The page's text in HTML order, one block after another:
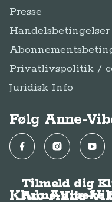
Presse
Handelsbetingelser
Privatlivspolitik /
Juridisk Info
Følg Anne-
FacebookInstagram
Klub Anne-
Tilmeld dig
Anne-Vibeke